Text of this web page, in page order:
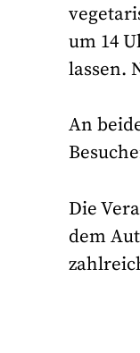
um 14
lassen.
An
Die
dem